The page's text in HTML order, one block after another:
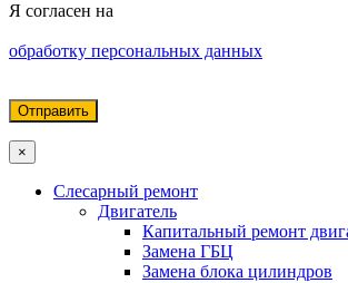
Я согласен на
обработку персональных данных
×
Слесарный ремонт
Двигатель
Капитальный ремонт
Замена ГБЦ
Замена блока цилиндров